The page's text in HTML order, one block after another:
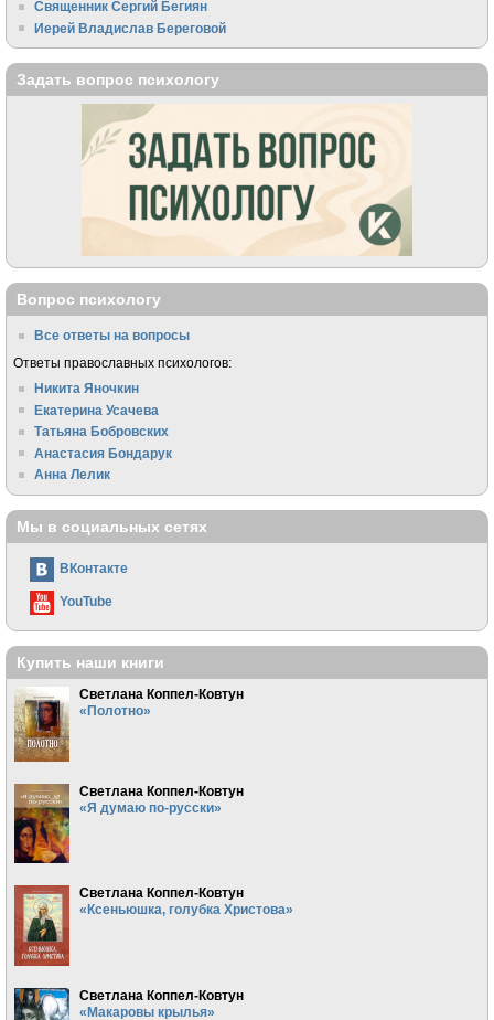
Священник Сергий Бегиян
Иерей Владислав Береговой
Задать вопрос психологу
Вопрос психологу
Все ответы на вопросы
Ответы православных психологов:
Никита Яночкин
Екатерина Усачева
Татьяна Бобровских
Анастасия Бондарук
Анна Лелик
Мы в социальных сетях
ВКонтакте
YouTube
Купить наши книги
Светлана Коппел-Ковтун
«Полотно»
Светлана Коппел-Ковтун
«Я думаю по-русски»
Светлана Коппел-Ковтун
«Ксеньюшка, голубка Христова»
Светлана Коппел-Ковтун
«Макаровы крылья»